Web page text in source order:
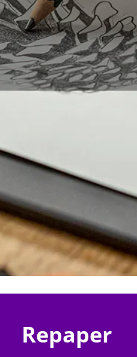
y universales de
aficionado, puedes
la tecnología digital
tradicional sobre papel.
es importante dibujar sobre
Repaper